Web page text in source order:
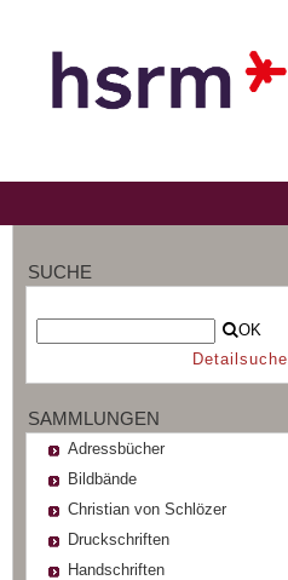
SUCHE
OK
Detailsuche
SAMMLUNGEN
Adressbücher
Bildbände
Christian von Schlözer
Druckschriften
Handschriften